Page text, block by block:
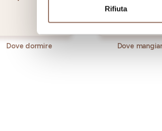
Rifiuta
Dove dormire Dove